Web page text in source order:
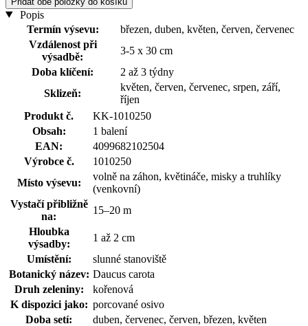
Popis
Termín výsevu:
březen, duben, květen, červen, červenec
Vzdálenost při
výsadbě:
3-5 x 30 cm
Doba klíčení:
2 až 3 týdny
Sklizeň:
květen, červen, červenec, srpen, září,
říjen
Produkt č.
KK-1010250
Obsah:
1 balení
EAN:
4099682102504
Výrobce č.
1010250
Místo výsevu:
volně na záhon, květináče, misky a truhlíky
(venkovní)
Vystačí přibližně
na:
15–20 m
Hloubka
výsadby:
1 až 2 cm
Umístění:
slunné stanoviště
Botanický název: Daucus carota
Druh zeleniny:
kořenová
K dispozici jako: porcované osivo
Doba setí:
duben, červenec, červen, březen, květen